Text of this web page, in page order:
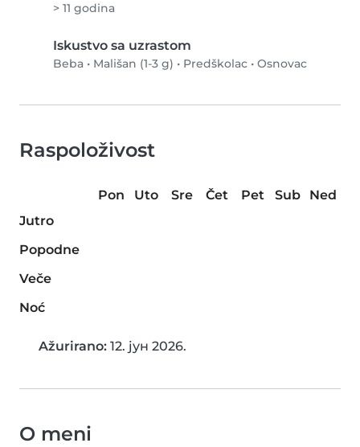
> 11 godina
Iskustvo sa uzrastom
Beba • Mališan (1-3 g) • Predškolac • Osnovac
Raspoloživost
Pon Uto Sre Čet Pet Sub
Ned
Jutro
Popodne
Veče
Noć
Ažurirano: 12. јун 2026.
O meni